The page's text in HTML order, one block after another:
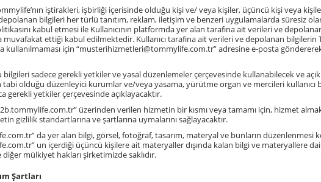
iştirakleri, işbirliği içerisinde olduğu kişi ve/ veya kişiler, üçüncü kişi veya
bilgileri her türlü tanıtım, reklam, iletişim ve benzeri uygulamalarda süresiz
kabul etmesi ile Kullanıcının platformda yer alan tarafına ait verileri ve
muvafakat ettiği kabul edilmektedir. Kullanıcı tarafına ait verileri ve depolanan
kullanılmaması için “musterihizmetleri@tommylife.com.tr” adresine e-posta
sadece gerekli yetkiler ve yasal düzenlemeler çerçevesinde kullanabilecek ve
tabi olduğu düzenleyici kurumlar ve/veya yasama, yürütme organ ve mercileri kullanıcı
gerekli yetkiler çerçevesinde açıklayacaktır.
üzerinden verilen hizmetin bir kısmı veya tamamı için, hizmet
gizlilik standartlarına ve şartlarına uymalarını sağlayacaktır.
” da yer alan bilgi, görsel, fotoğraf, tasarım, materyal ve bunların düzenlenmesi
” un içerdiği üçüncü kişilere ait materyaller dışında kalan bilgi ve materyallere
mülkiyet hakları şirketimizde saklıdır.
Şartları